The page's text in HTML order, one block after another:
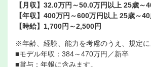
【月収】32.0万円～50.0万円以上 25歳～
【年収】400万円～600万円以上 25歳～
【時給】1,700円～2,500円
※年齢、経験、能力を考慮のうえ、規定に
■モデル年収：384～470万円／新卒
■賞与：年報に含みます。